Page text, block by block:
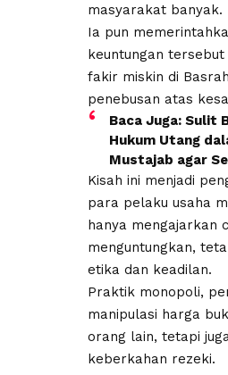
masyarakat banyak.
Ia pun
keuntungan
fakir miskin di
penebusan atas
Baca Juga: Sulit
Hukum Utang
Mustajab agar
Kisah ini menjadi
para pelaku usaha
hanya mengajarkan
menguntungkan,
etika dan keadilan.
Praktik monopoli,
manipulasi harga
orang lain, tetapi
keberkahan rezeki.